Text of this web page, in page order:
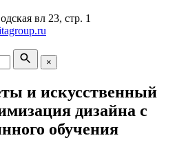
вл 23, стр. 1
×
и искусственный
дизайна с
обучения